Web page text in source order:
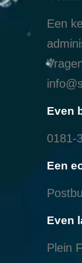
Een
Even
0181-
Een
Even
Plein